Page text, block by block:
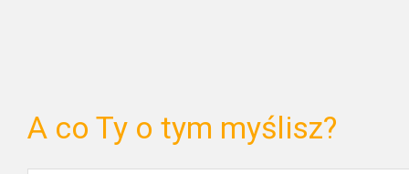
A co Ty o tym myślisz?